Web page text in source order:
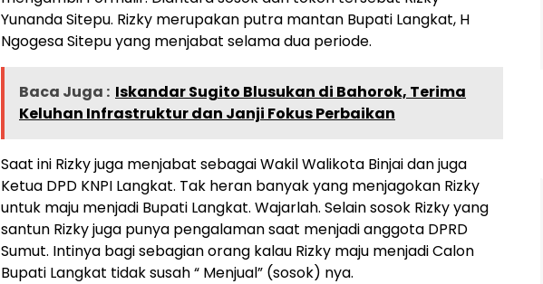
Yunanda Sitepu. Rizky merupakan putra mantan Bupati Langkat, H
Ngogesa Sitepu yang menjabat selama dua periode.
Baca Juga : Iskandar Sugito Blusukan di Bahorok, Terima
Keluhan Infrastruktur dan Janji Fokus Perbaikan
Saat ini Rizky juga menjabat sebagai Wakil Walikota Binjai dan juga
Ketua DPD KNPI Langkat. Tak heran banyak yang menjagokan Rizky
untuk maju menjadi Bupati Langkat. Wajarlah. Selain sosok Rizky yang
santun Rizky juga punya pengalaman saat menjadi anggota DPRD
Sumut. Intinya bagi sebagian orang kalau Rizky maju menjadi Calon
Bupati Langkat tidak susah “ Menjual” (sosok) nya.